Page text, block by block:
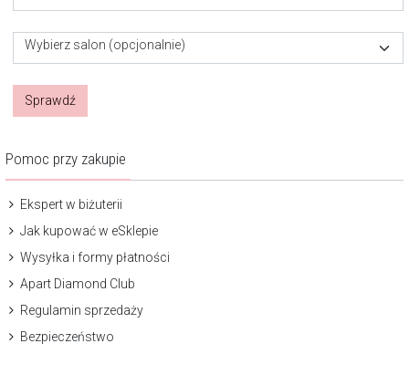
Wybierz salon (opcjonalnie)
Sprawdź
Pomoc przy zakupie
Ekspert w biżuterii
Jak kupować w eSklepie
Wysyłka i formy płatności
Apart Diamond Club
Regulamin sprzedaży
Bezpieczeństwo